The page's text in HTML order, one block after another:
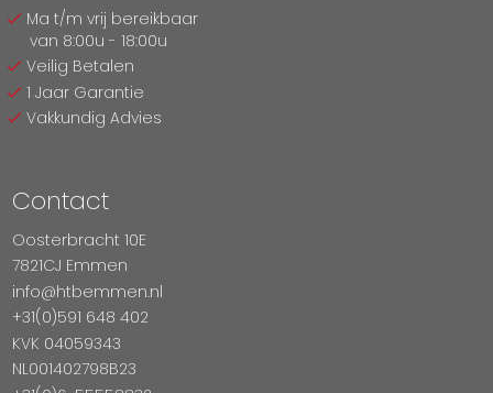
Ma t/m vrij bereikbaar
van 8:00u - 18:00u
Veilig Betalen
1 Jaar Garantie
Vakkundig Advies
Contact
Oosterbracht 10E
7821CJ Emmen
info@htbemmen.nl
+31(0)591 648 402
KVK 04059343
NL001402798B23